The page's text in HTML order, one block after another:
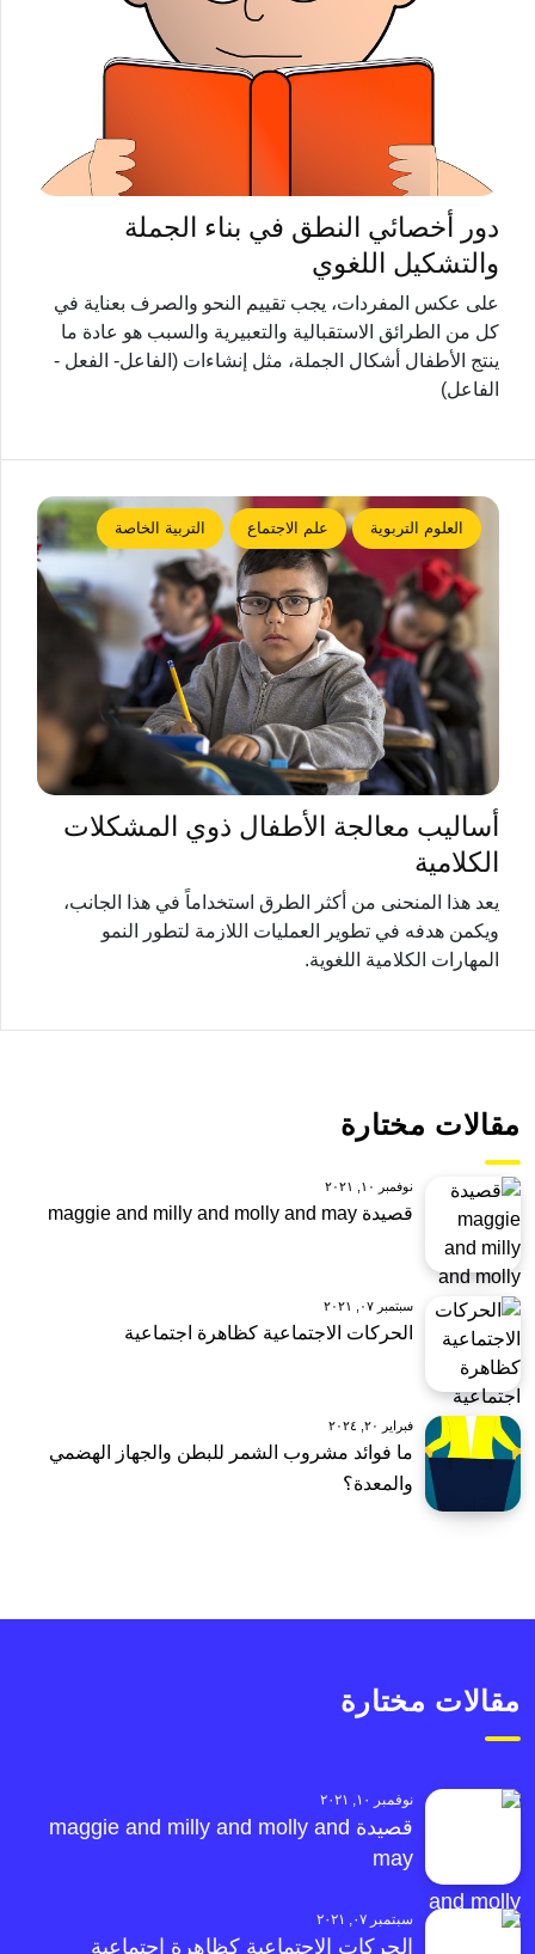
دور أخصائي النطق في بناء الجملة
والتشكيل اللغوي
على عكس المفردات، يجب تقييم النحو والصرف بعناية في
كل من الطرائق الاستقبالية والتعبيرية والسبب هو عادة ما
ينتج الأطفال أشكال الجملة، مثل إنشاءات (الفاعل- الفعل -
الفاعل)
العلوم التربوية علم الاجتماع التربية الخاصة
أساليب معالجة الأطفال ذوي المشكلات
الكلامية
يعد هذا المنحنى من أكثر الطرق استخداماً في هذا الجانب،
ويكمن هدفه في تطوير العمليات اللازمة لتطور النمو
المهارات الكلامية اللغوية.
مقالات مختارة
نوفمبر ١٠, ٢٠٢١
قصيدة maggie and milly and molly and may
سبتمبر ٠٧, ٢٠٢١
الحركات الاجتماعية كظاهرة اجتماعية
فبراير ٢٠, ٢٠٢٤
ما فوائد مشروب الشمر للبطن والجهاز الهضمي
والمعدة؟
مقالات مختارة
نوفمبر ١٠, ٢٠٢١
قصيدة maggie and milly and molly and
may
سبتمبر ٠٧, ٢٠٢١
الحركات الاجتماعية كظاهرة اجتماعية